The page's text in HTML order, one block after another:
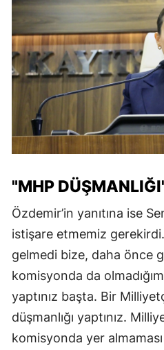
"MHP
Özdemir’in yanıtına ise
istişare etmemiz
gelmedi bize, daha önce
komisyonda da
yaptınız başta. Bir
düşmanlığı yaptınız.
komisyonda yer